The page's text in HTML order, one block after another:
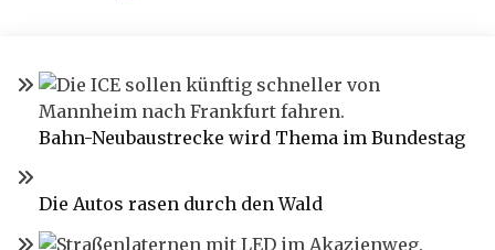
Bahn-Neubaustrecke wird Thema im Bundestag
Die Autos rasen durch den Wald